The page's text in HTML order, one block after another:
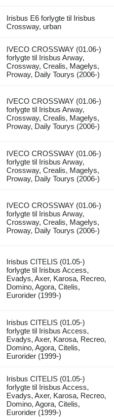
Irisbus E6 forlygte til Irisbus
Crossway, urban
IVECO CROSSWAY (01.06-)
forlygte til Irisbus Arway,
Crossway, Crealis, Magelys,
Proway, Daily Tourys (2006-)
IVECO CROSSWAY (01.06-)
forlygte til Irisbus Arway,
Crossway, Crealis, Magelys,
Proway, Daily Tourys (2006-)
IVECO CROSSWAY (01.06-)
forlygte til Irisbus Arway,
Crossway, Crealis, Magelys,
Proway, Daily Tourys (2006-)
IVECO CROSSWAY (01.06-)
forlygte til Irisbus Arway,
Crossway, Crealis, Magelys,
Proway, Daily Tourys (2006-)
Irisbus CITELIS (01.05-)
forlygte til Irisbus Access,
Evadys, Axer, Karosa, Recreo,
Domino, Agora, Citelis,
Eurorider (1999-)
Irisbus CITELIS (01.05-)
forlygte til Irisbus Access,
Evadys, Axer, Karosa, Recreo,
Domino, Agora, Citelis,
Eurorider (1999-)
Irisbus CITELIS (01.05-)
forlygte til Irisbus Access,
Evadys, Axer, Karosa, Recreo,
Domino, Agora, Citelis,
Eurorider (1999-)